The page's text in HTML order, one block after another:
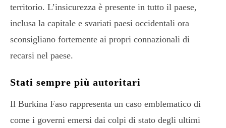
territorio. L’insicurezza è presente in tutto il paese,
inclusa la capitale e svariati paesi occidentali ora
sconsigliano fortemente ai propri connazionali di
recarsi nel paese.
Stati sempre più autoritari
Il Burkina Faso rappresenta un caso emblematico di
come i governi emersi dai colpi di stato degli ultimi